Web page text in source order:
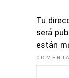
Tu
será
están